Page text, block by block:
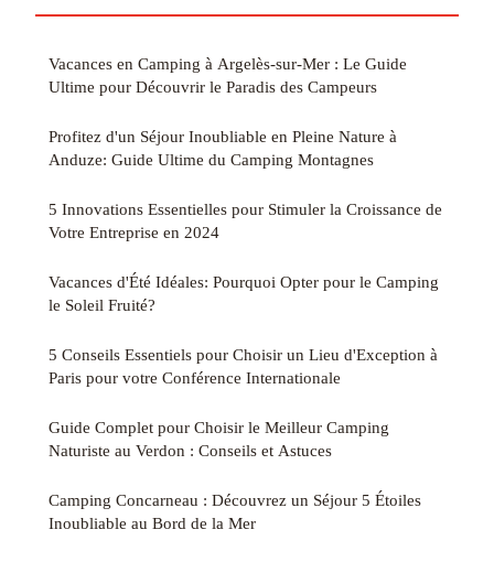
Vacances en Camping à Argelès-sur-Mer : Le Guide
Ultime pour Découvrir le Paradis des Campeurs
Profitez d'un Séjour Inoubliable en Pleine Nature à
Anduze: Guide Ultime du Camping Montagnes
5 Innovations Essentielles pour Stimuler la Croissance de
Votre Entreprise en 2024
Vacances d'Été Idéales: Pourquoi Opter pour le Camping
le Soleil Fruité?
5 Conseils Essentiels pour Choisir un Lieu d'Exception à
Paris pour votre Conférence Internationale
Guide Complet pour Choisir le Meilleur Camping
Naturiste au Verdon : Conseils et Astuces
Camping Concarneau : Découvrez un Séjour 5 Étoiles
Inoubliable au Bord de la Mer